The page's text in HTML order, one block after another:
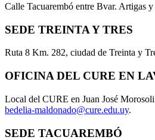
Calle Tacuarembó entre Bvar. Artigas
SEDE TREINTA Y TRES
Ruta 8 Km. 282, ciudad de Treinta y
OFICINA DEL CURE EN
Local del CURE en Juan José
bedelia-maldonado@cure.edu.uy.
SEDE TACUAREMBÓ